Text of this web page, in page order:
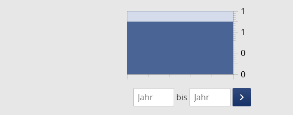
0
1
0
1
1474
1475
bis
keyboard_arrow_right
Suche